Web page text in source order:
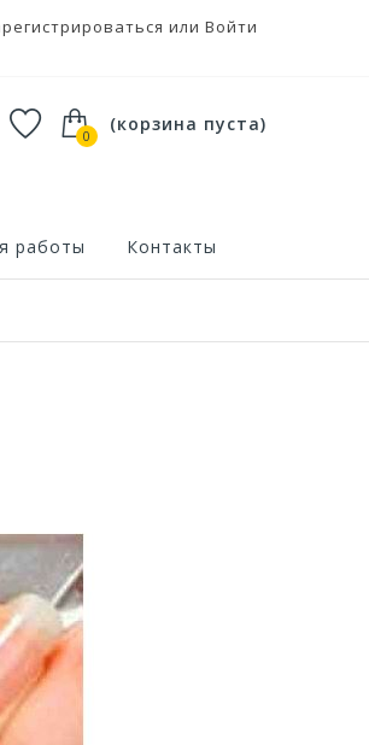
или Войти
0
(корзина пуста)
работы Контакты